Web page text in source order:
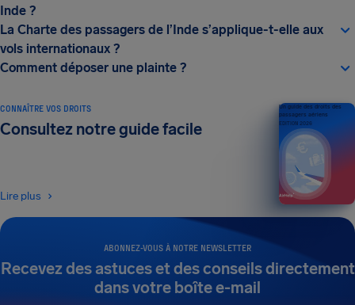
Inde ?
La Charte des passagers de l’Inde s’applique-t-elle aux
vols internationaux ?
Comment déposer une plainte ?
ABONNEZ-VOUS À NOTRE NEWSLETTER
Recevez des astuces et des conseils directement
dans votre boîte e-mail
CONNAÎTRE VOS DROITS
Consultez notre guide facile
Lire plus
Un guide des droits des
passagers aériens
ÉDITION 2026